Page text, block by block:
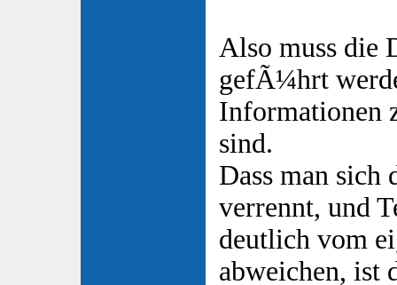
Also muss die
gefÃ¼hrt
Informationen
sind.
Dass man sich
verrennt, und
deutlich vom
abweichen, ist